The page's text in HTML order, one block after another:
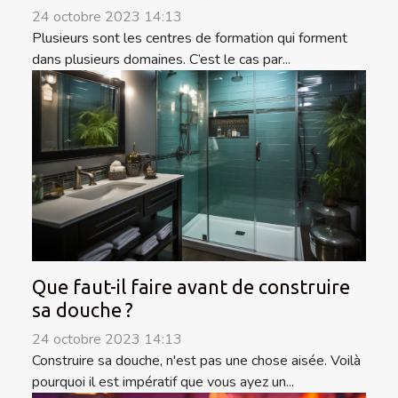
24 octobre 2023 14:13
Plusieurs sont les centres de formation qui forment
dans plusieurs domaines. C’est le cas par...
Que faut-il faire avant de construire
sa douche ?
24 octobre 2023 14:13
Construire sa douche, n'est pas une chose aisée. Voilà
pourquoi il est impératif que vous ayez un...